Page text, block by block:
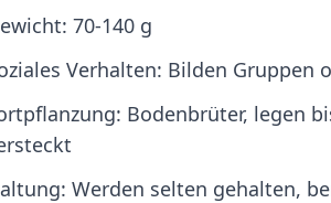
70-140 g
Verhalten: Bilden Gruppen
Bodenbrüter, legen
Werden selten gehalten,